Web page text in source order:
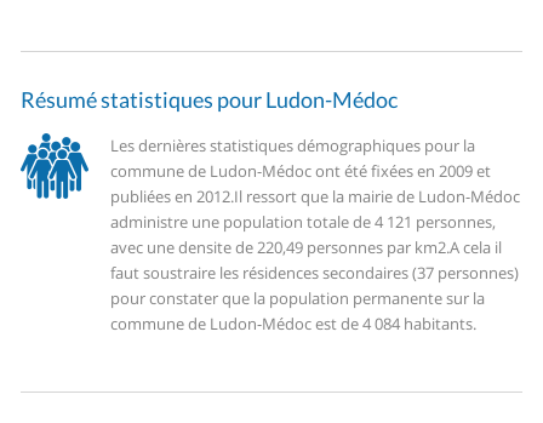
Résumé statistiques pour Ludon-Médoc
Les dernières statistiques démographiques pour la
commune de Ludon-Médoc ont été fixées en 2009 et
publiées en 2012.Il ressort que la mairie de Ludon-Médoc
administre une population totale de 4 121 personnes,
avec une densite de 220,49 personnes par km2.A cela il
faut soustraire les résidences secondaires (37 personnes)
pour constater que la population permanente sur la
commune de Ludon-Médoc est de 4 084 habitants.